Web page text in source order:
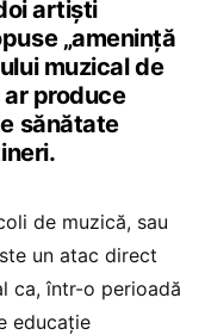
artiști
„amenință
muzical de
ar produce
sănătate
de muzică, sau
un atac direct
ca, într-o perioadă
educație